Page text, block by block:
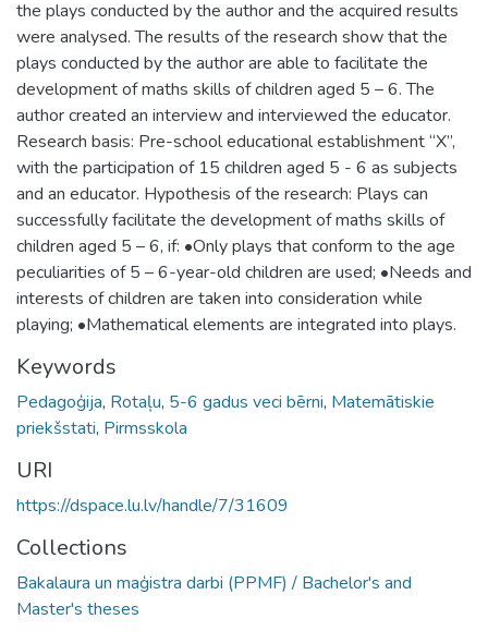
the plays conducted by the author and the acquired results
were analysed. The results of the research show that the
plays conducted by the author are able to facilitate the
development of maths skills of children aged 5 – 6. The
author created an interview and interviewed the educator.
Research basis: Pre-school educational establishment “X”,
with the participation of 15 children aged 5 - 6 as subjects
and an educator. Hypothesis of the research: Plays can
successfully facilitate the development of maths skills of
children aged 5 – 6, if: •Only plays that conform to the age
peculiarities of 5 – 6-year-old children are used; •Needs and
interests of children are taken into consideration while
playing; •Mathematical elements are integrated into plays.
Keywords
Pedagoģija, Rotaļu, 5-6 gadus veci bērni, Matemātiskie
priekšstati, Pirmsskola
URI
https://dspace.lu.lv/handle/7/31609
Collections
Bakalaura un maģistra darbi (PPMF) / Bachelor's and
Master's theses